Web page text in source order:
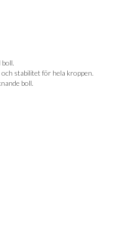
stabilitet för hela kroppen.
boll.